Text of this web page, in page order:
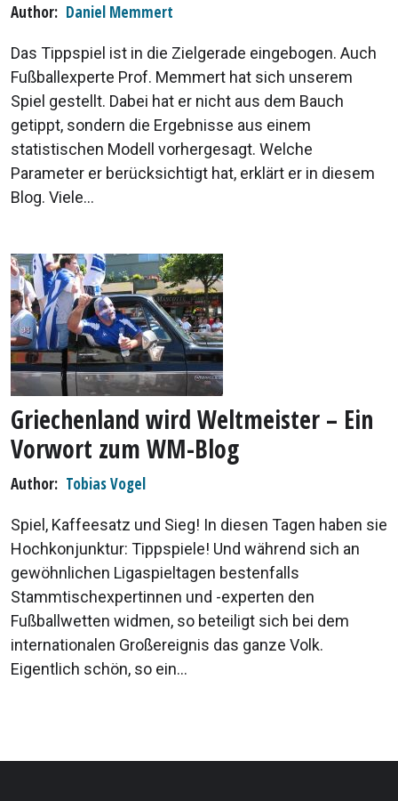
Author Daniel Memmert
Das Tippspiel ist in die Zielgerade eingebogen. Auch
Fußballexperte Prof. Memmert hat sich unserem
Spiel gestellt. Dabei hat er nicht aus dem Bauch
getippt, sondern die Ergebnisse aus einem
statistischen Modell vorhergesagt. Welche
Parameter er berücksichtigt hat, erklärt er in diesem
Blog. Viele...
Griechenland wird Weltmeister – Ein
Vorwort zum WM-Blog
Author Tobias Vogel
Spiel, Kaffeesatz und Sieg! In diesen Tagen haben sie
Hochkonjunktur: Tippspiele! Und während sich an
gewöhnlichen Ligaspieltagen bestenfalls
Stammtischexpertinnen und -experten den
Fußballwetten widmen, so beteiligt sich bei dem
internationalen Großereignis das ganze Volk.
Eigentlich schön, so ein...